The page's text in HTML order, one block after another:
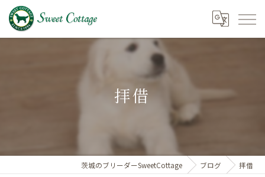
拝借
茨城のブリーダーSweetCottage ブログ 拝借